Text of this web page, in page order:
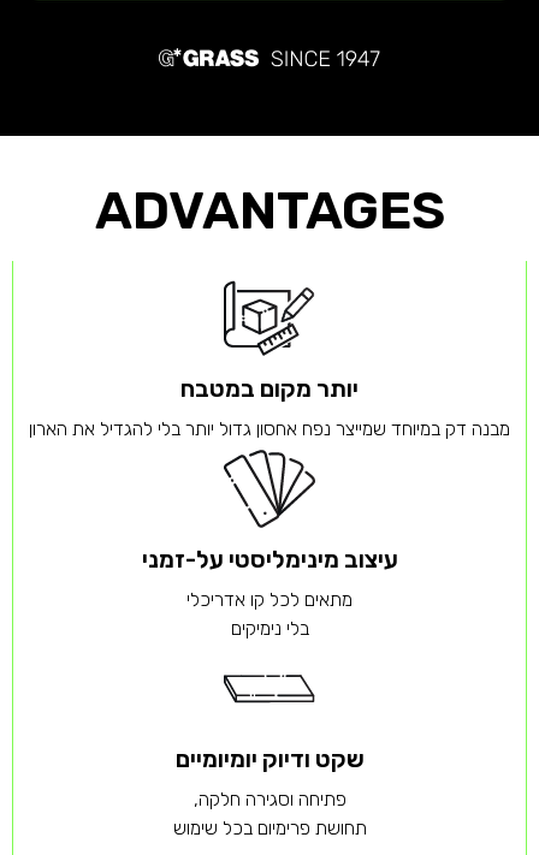
ADVANTAGES
יותר מקום במטבח
מבנה דק במיוחד שמייצר נפח אחסון גדול יותר בלי להגדיל את הארון
עיצוב מינימליסטי על-זמני
מתאים לכל קו אדריכלי
בלי נימיקים
שקט ודיוק יומיומיים
פתיחה וסגירה חלקה,
תחושת פרימיום בכל שימוש